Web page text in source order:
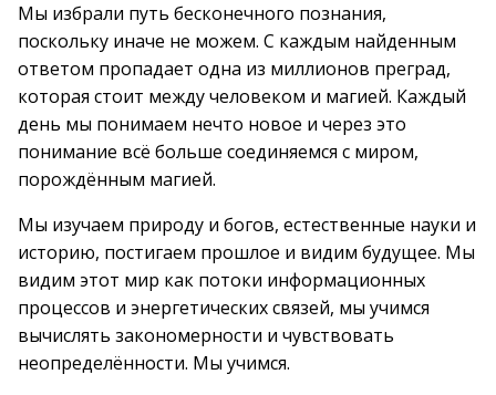
Мы избрали путь бесконечного познания,
поскольку иначе не можем. С каждым найденным
ответом пропадает одна из миллионов преград,
которая стоит между человеком и магией. Каждый
день мы понимаем нечто новое и через это
понимание всё больше соединяемся с миром,
порождённым магией.
Мы изучаем природу и богов, естественные науки и
историю, постигаем прошлое и видим будущее. Мы
видим этот мир как потоки информационных
процессов и энергетических связей, мы учимся
вычислять закономерности и чувствовать
неопределённости. Мы учимся.